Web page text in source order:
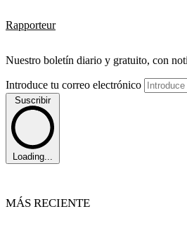
Rapporteur
Nuestro boletín diario y gratuito, con
Introduce tu correo electrónico
Suscribir
Loading...
MÁS RECIENTE